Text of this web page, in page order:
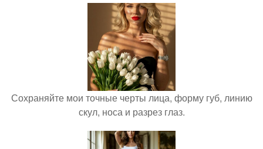
Сохраняйте мои точные черты лица, форму губ, линию
скул, носа и разрез глаз.